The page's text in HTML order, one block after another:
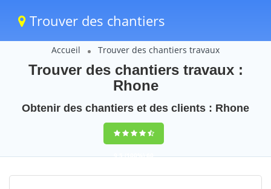
Trouver des chantiers
Accueil Trouver des chantiers travaux
Trouver des chantiers travaux :
Rhone
Obtenir des chantiers et des clients : Rhone
9,5(100%)60
votes